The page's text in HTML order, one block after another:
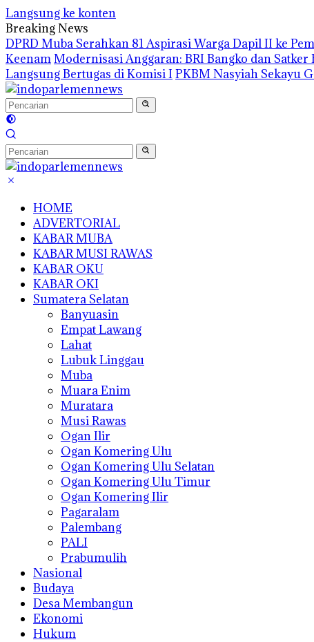
Langsung ke konten
Breaking News
DPRD Muba Serahkan 81 Aspirasi Warga Dapil II ke
KeenamModernisasi Anggaran: BRI Bangko dan
Langsung Bertugas di Komisi I PKBM Nasyiah Sekayu
HOME
ADVERTORIAL
KABAR MUBA
KABAR MUSI RAWAS
KABAR OKU
KABAR OKI
Sumatera Selatan
Banyuasin
Empat Lawang
Lahat
Lubuk Linggau
Muba
Muara Enim
Muratara
Musi Rawas
Ogan Ilir
Ogan Komering Ulu
Ogan Komering Ulu Selatan
Ogan Komering Ulu Timur
Ogan Komering Ilir
Pagaralam
Palembang
PALI
Prabumulih
Nasional
Budaya
Desa Membangun
Ekonomi
Hukum